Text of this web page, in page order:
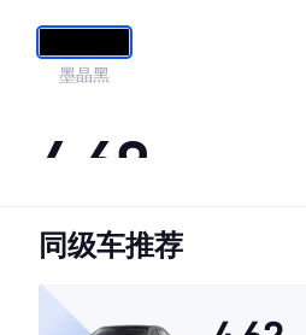
墨晶黑
4.69
·外观表现一般，低于54%同级车
·空间表现较为优秀，优于62%同级车
同级车推荐